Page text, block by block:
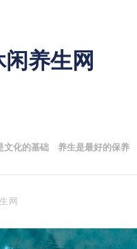
养生网
化的基础 养生是最好的保养
网